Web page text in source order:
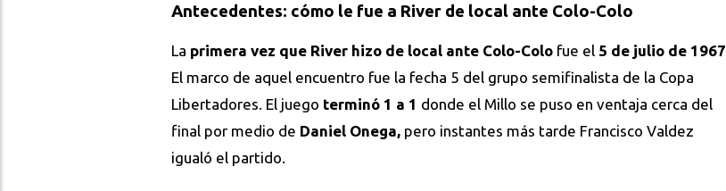
Antecedentes: cómo le fue a River de local ante Colo-Colo
La primera vez que River hizo de local ante Colo-Colo fue el 5 de julio de 1967
El marco de aquel encuentro fue la fecha 5 del grupo semifinalista de la Copa
Libertadores. El juego terminó 1 a 1 donde el Millo se puso en ventaja cerca del
final por medio de Daniel Onega, pero instantes más tarde Francisco Valdez
igualó el partido.